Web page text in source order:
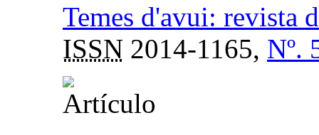
Temes d'avui: revista
ISSN 2014-1165, Nº.